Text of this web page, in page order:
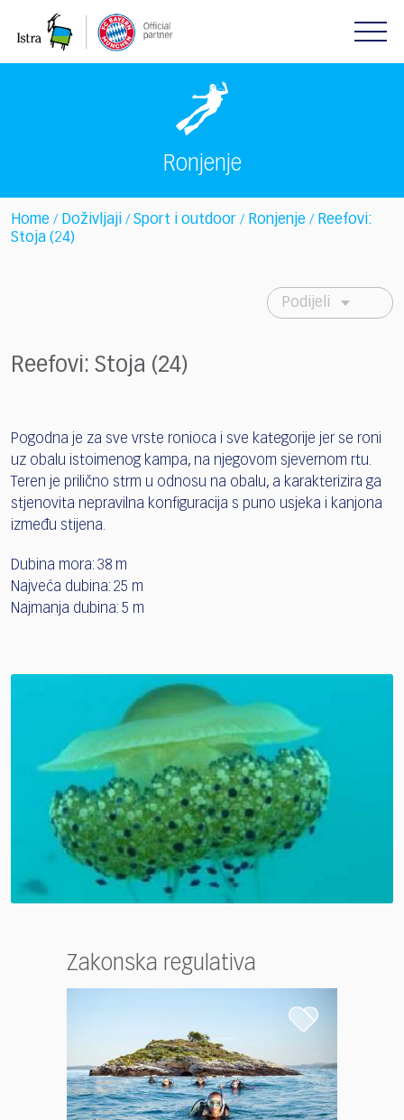
note:
Ronjenje
Home / Doživljaji / Sport i outdoor / Ronjenje / Reefovi:
Stoja (24)
Podijeli
Reefovi: Stoja (24)
Pogodna je za sve vrste ronioca i sve kategorije jer se roni
uz obalu istoimenog kampa, na njegovom sjevernom rtu.
Teren je prilično strm u odnosu na obalu, a karakterizira ga
stjenovita nepravilna konfiguracija s puno usjeka i kanjona
između stijena.
Dubina mora: 38 m
Najveća dubina: 25 m
Najmanja dubina: 5 m
Zakonska regulativa